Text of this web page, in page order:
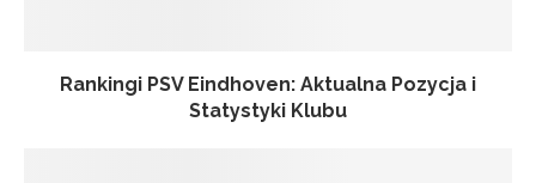
Rankingi PSV Eindhoven: Aktualna Pozycja i
Statystyki Klubu